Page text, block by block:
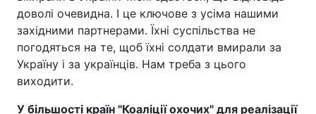
доволі очевидна. І це ключове з усіма нашими
західними партнерами. Їхні суспільства не
погодяться на те, щоб їхні солдати вмирали за
Україну і за українців. Нам треба з цього
виходити.
У більшості країн "Коаліції охочих" для реалізації